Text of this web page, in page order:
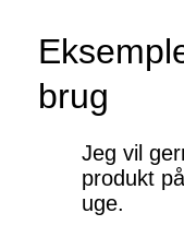
brug
Jeg vil
produkt
uge.